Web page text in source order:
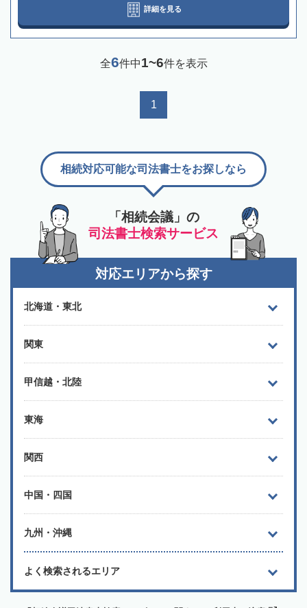
詳細を見る
全6件中1~6件を表示
1
「相続会議」の
司法書士検索サービス
相続対応可能な司法書士をお探しなら
対応エリアから探す
北海道・東北
関東
甲信越・北陸
東海
関西
中国・四国
九州・沖縄
よく検索されるエリア